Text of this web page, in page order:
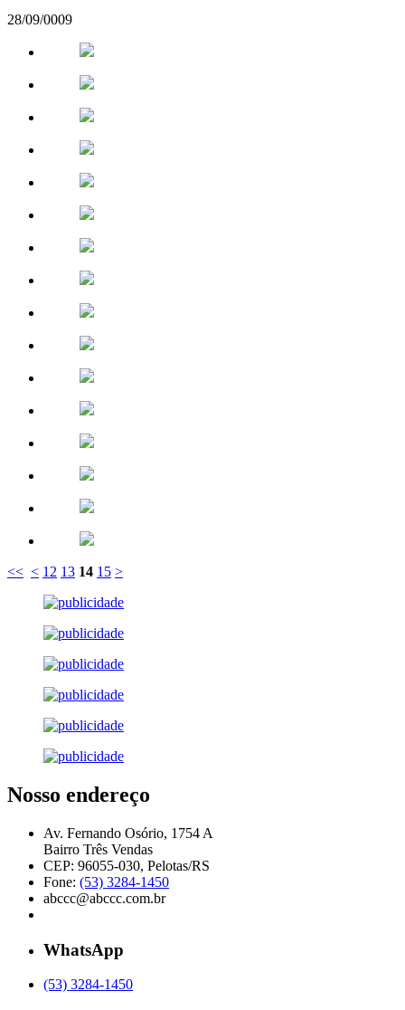
28/09/0009
<< < 12 13 14 15 >
Nosso endereço
Av. Fernando Osório, 1754 A
Bairro Três Vendas
CEP: 96055-030, Pelotas/RS
Fone: (53) 3284-1450
abccc@abccc.com.br
WhatsApp
(53) 3284-1450